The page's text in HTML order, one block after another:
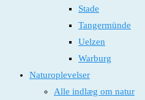
Stade
Tangermünde
Uelzen
Warburg
Naturoplevelser
Alle indlæg om natur